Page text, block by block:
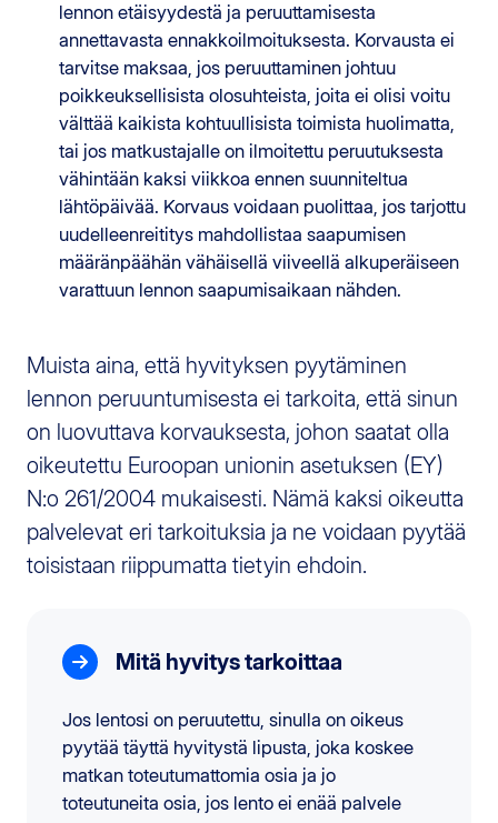
lennon etäisyydestä ja peruuttamisesta
annettavasta ennakkoilmoituksesta. Korvausta ei
tarvitse maksaa, jos peruuttaminen johtuu
poikkeuksellisista olosuhteista, joita ei olisi voitu
välttää kaikista kohtuullisista toimista huolimatta,
tai jos matkustajalle on ilmoitettu peruutuksesta
vähintään kaksi viikkoa ennen suunniteltua
lähtöpäivää. Korvaus voidaan puolittaa, jos tarjottu
uudelleenreititys mahdollistaa saapumisen
määränpäähän vähäisellä viiveellä alkuperäiseen
varattuun lennon saapumisaikaan nähden.
Muista aina, että hyvityksen pyytäminen
lennon peruuntumisesta ei tarkoita, että sinun
on luovuttava korvauksesta, johon saatat olla
oikeutettu Euroopan unionin asetuksen (EY)
N:o 261/2004 mukaisesti. Nämä kaksi oikeutta
palvelevat eri tarkoituksia ja ne voidaan pyytää
toisistaan riippumatta tietyin ehdoin.
Mitä hyvitys tarkoittaa
Jos lentosi on peruutettu, sinulla on oikeus
pyytää täyttä hyvitystä lipusta, joka koskee
matkan toteutumattomia osia ja jo
toteutuneita osia, jos lento ei enää palvele